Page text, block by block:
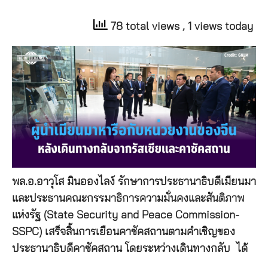
78 total views , 1 views today
พล.อ.อาวุโส มินอองไลง์ รักษาการประธานาธิบดีเมียนมา
และประธานคณะกรรมาธิการความมั่นคงและสันติภาพ
แห่งรัฐ (State Security and Peace Commission-
SSPC) เสร็จสิ้นการเยือนคาซัคสถานตามคำเชิญของ
ประธานาธิบดีคาซัคสถาน โดยระหว่างเดินทางกลับ ได้